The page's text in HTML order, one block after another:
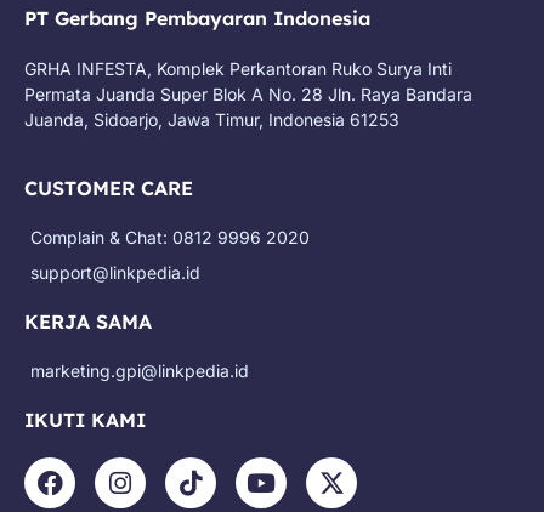
PT Gerbang Pembayaran Indonesia
GRHA INFESTA, Komplek Perkantoran Ruko Surya Inti
Permata Juanda Super Blok A No. 28 Jln. Raya Bandara
Juanda, Sidoarjo, Jawa Timur, Indonesia 61253
CUSTOMER CARE
Complain & Chat: 0812 9996 2020
support@linkpedia.id
KERJA SAMA
marketing.gpi@linkpedia.id
IKUTI KAMI
F
a
I
n
T
i
Y
o
X
-